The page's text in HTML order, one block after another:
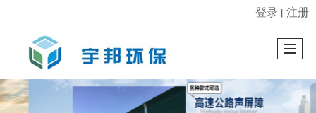
很遗憾，因您的浏览器版本过低导致无法获得最佳浏览体验，推荐下载安装谷歌浏览器！
登录 丨 注册